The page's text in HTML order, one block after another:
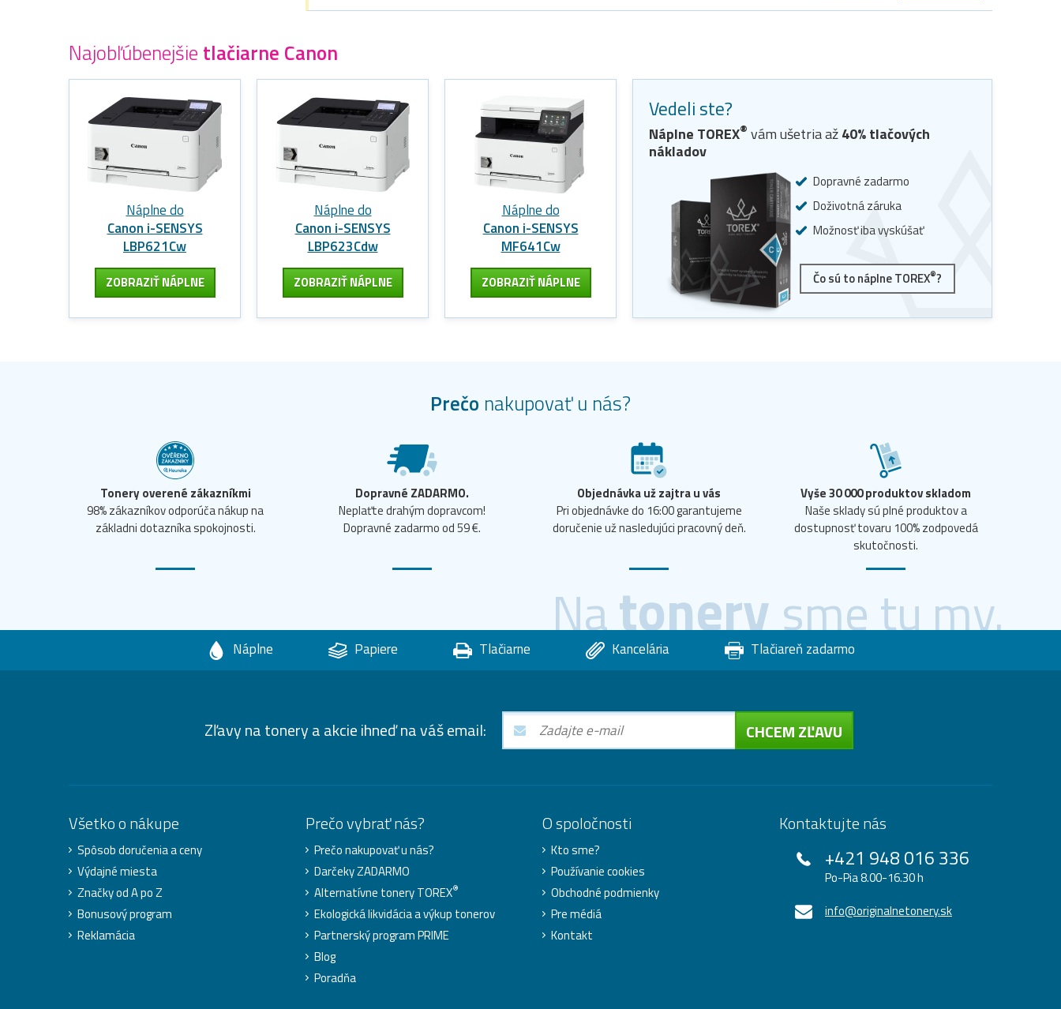
Najobľúbenejšie tlačiarne Canon
Náplne do
Canon i-SENSYS
LBP621Cw
ZOBRAZIŤ NÁPLNE
Náplne do
Canon i-SENSYS
LBP623Cdw
ZOBRAZIŤ NÁPLNE
Náplne do
Canon i-SENSYS
MF641Cw
ZOBRAZIŤ NÁPLNE
Vedeli ste?
Náplne TOREX® vám ušetria až40% tlačových
nákladov
Dopravné zadarmo
Doživotná záruka
Možnosť iba vyskúšať
Čo sú to náplne TOREX®?
Prečo nakupovať u nás?
Tonery overené zákazníkmi
98% zákazníkov odporúča nákup na
základni dotazníka spokojnosti.
Dopravné ZADARMO.
Neplaťte drahým dopravcom!
Dopravné zadarmo od 59 €.
Objednávka už zajtra u vás
Pri objednávke do 16:00 garantujeme
doručenie už nasledujúci pracovný deň.
Vyše 30 000 produktov skladom
Naše sklady sú plné produktov a
dostupnosť tovaru 100% zodpovedá
skutočnosti.
Natonerysme tu my.
Náplne Papiere Tlačiarne Kancelária Tlačiareň zadarmo
Zľavy na tonery a akcie ihneď na váš email: CHCEM ZĽAVU
Všetko o nákupe
Spôsob doručenia a ceny
Výdajné miesta
Značky od A po Z
Bonusový program
Reklamácia
Prečo vybrať nás?
Prečo nakupovať u nás?
Darčeky ZADARMO
Alternatívne tonery TOREX®
Ekologická likvidácia a výkup tonerov
Partnerský program PRIME
Blog
Poradňa
O spoločnosti
Kto sme?
Používanie cookies
Obchodné podmienky
Pre médiá
Kontakt
Kontaktujte nás
+421 948 016 336
Po-Pia 8.00-16.30 h
info@originalnetonery.sk